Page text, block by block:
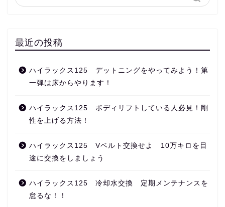
最近の投稿
ハイラックス125 デットニングをやってみよう！第
一弾は床からやります！
ハイラックス125 ボディリフトしている人必見！剛
性を上げる方法！
ハイラックス125 Vベルト交換せよ 10万キロを目
途に交換をしましょう
ハイラックス125 冷却水交換 定期メンテナンスを
怠るな！！